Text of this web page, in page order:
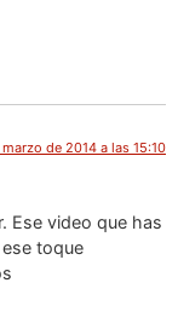
de 2014 a las 15:10
Ese video que has
toque